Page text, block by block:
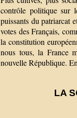
contrôle politique sur
puissants du patriarcat
votes des Français,
la constitution
nous tous, la France
nouvelle République.
LA